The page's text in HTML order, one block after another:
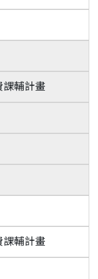
課輔計畫
課輔計畫